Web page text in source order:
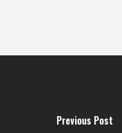
Previous Post